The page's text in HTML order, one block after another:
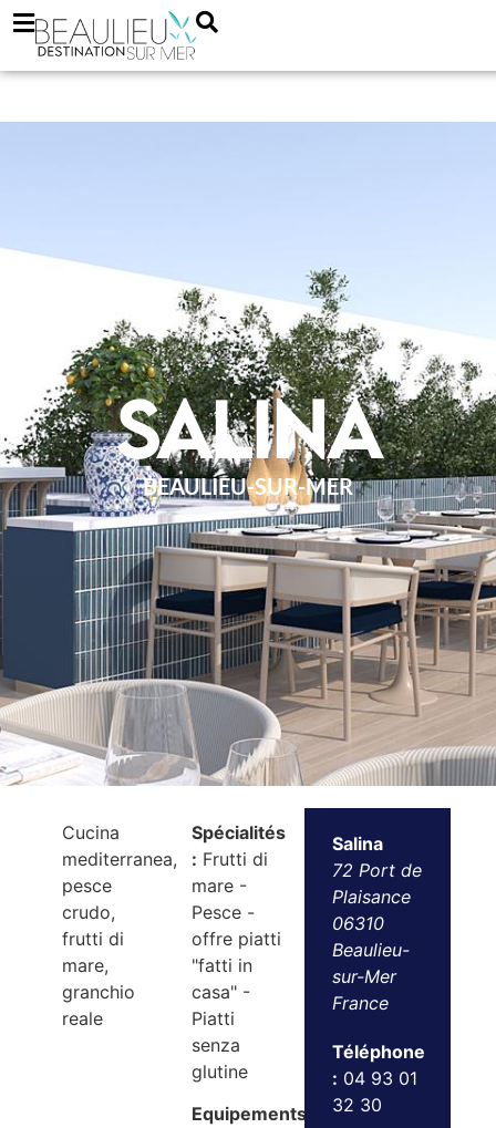
Salina
BEAULIEU-SUR-MER
Cucina
mediterranea,
pesce
crudo,
frutti di
mare,
granchio
reale
Spécialités
: Frutti di
mare -
Pesce -
offre piatti
"fatti in
casa" -
Piatti
senza
glutine
Equipements
Salina
72 Port de
Plaisance
06310
Beaulieu-
sur-Mer
France
Téléphone
: 04 93 01
32 30